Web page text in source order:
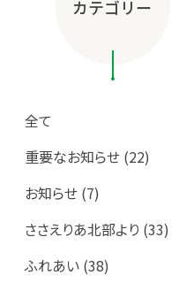
カテゴリー
全て
重要なお知らせ (22)
お知らせ (7)
ささえりあ北部より (33)
ふれあい (38)